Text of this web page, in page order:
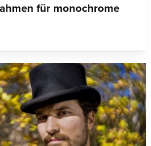
für monochrome